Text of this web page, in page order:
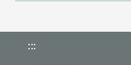
:::